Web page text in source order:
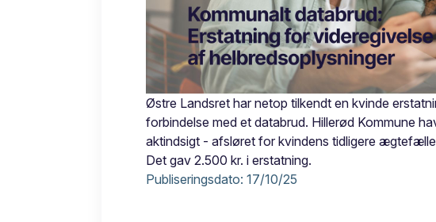
Østre Landsret har netop tilkendt en kvinde
forbindelse med et databrud. Hillerød Kommune
aktindsigt - afsløret for kvindens tidligere
Det gav 2.500 kr. i erstatning.
Publiseringsdato: 17/10/25